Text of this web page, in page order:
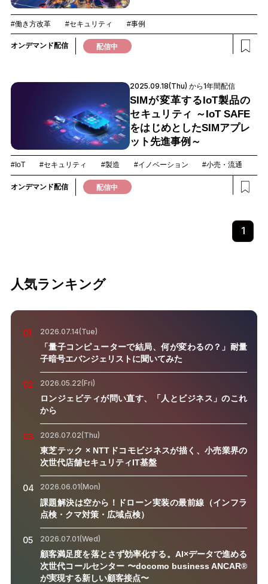
#働き方改革 #セキュリティ #事例
オンデマンド配信 配信中
2025.09.18(Thu) から1年間配信
SIMが変革するIoT製品の
セキュリティ ～IoT SAFE
をはじめとしたSIMアプレ
ット先進事例～
#IoT #セキュリティ #製造 #イノベーション #小売・流通
オンデマンド配信 配信中
1
人気ランキング
01 2026.07.14(Tue)
「量子コンピューターで結局、何が変わるの？」耐量
子暗号エバンジェリストに聞いてみた
02 2026.05.22(Fri)
ロンジェビティが問い直す、「人とビジネス」のこれ
から
03 2026.07.02(Thu)
東芝テック × NTTドコモビジネスが描く、小売業界の
次世代店舗セキュリティIT基盤
04 2026.06.01(Mon)
課題解決は空から！ドローン実装の最前線（インフラ
点検・クマ対策・広域点検）
05 2026.07.01(Wed)
顧客満足度を落とさず効率化する。AI×データで進める
次世代コールセンター 〜docomo business ANCAR®
が実現する新しい顧客接点〜